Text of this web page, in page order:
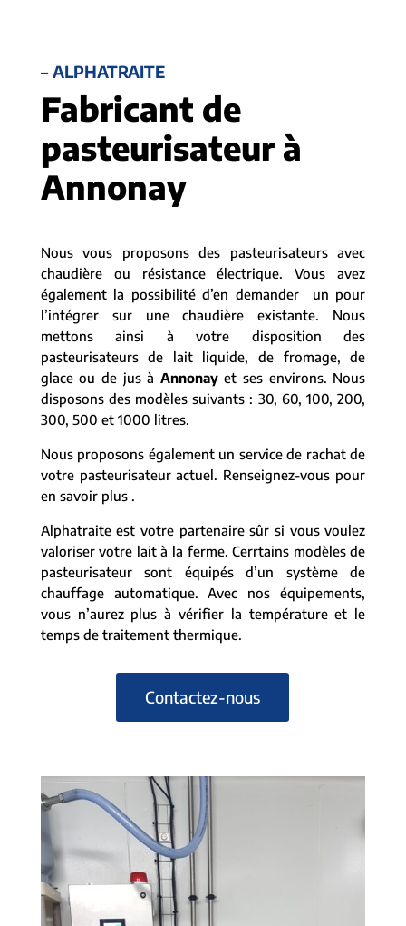
– ALPHATRAITE
Fabricant de
pasteurisateur à
Annonay
Nous vous proposons des pasteurisateurs avec
chaudière ou résistance électrique. Vous avez
également la possibilité d’en demander un pour
l’intégrer sur une chaudière existante. Nous
mettons ainsi à votre disposition des
pasteurisateurs de lait liquide, de fromage, de
glace ou de jus à Annonayet ses environs. Nous
disposons des modèles suivants : 30, 60, 100, 200,
300, 500 et 1000 litres.
Nous proposons également un service de rachat de
votre pasteurisateur actuel. Renseignez-vous pour
en savoir plus .
Alphatraite est votre partenaire sûr si vous voulez
valoriser votre lait à la ferme. Cerrtains modèles de
pasteurisateur sont équipés d’un système de
chauffage automatique. Avec nos équipements,
vous n’aurez plus à vérifier la température et le
temps de traitement thermique.
Contactez-nous